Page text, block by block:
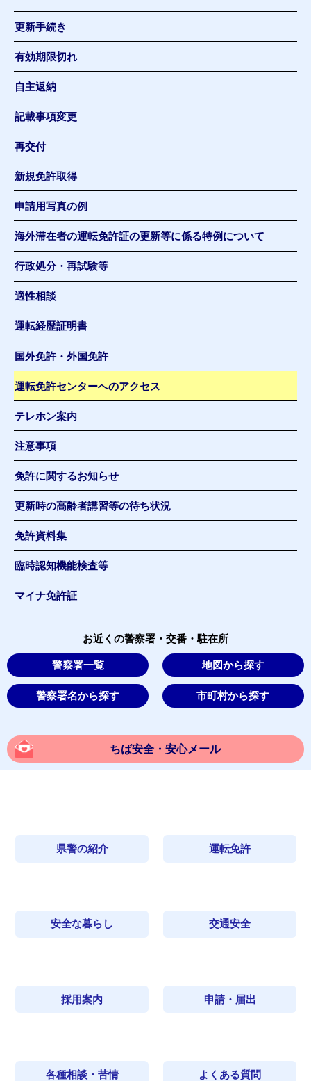
更新手続き
有効期限切れ
自主返納
記載事項変更
再交付
新規免許取得
申請用写真の例
海外滞在者の運転免許証の更新等に係る特例について
行政処分・再試験等
適性相談
運転経歴証明書
国外免許・外国免許
運転免許センターへのアクセス
テレホン案内
注意事項
免許に関するお知らせ
更新時の高齢者講習等の待ち状況
免許資料集
臨時認知機能検査等
マイナ免許証
お近くの警察署・交番・駐在所
警察署一覧 地図から探す
警察署名から探す 市町村から探す
ちば安全・安心メール
県警の紹介 運転免許
安全な暮らし 交通安全
採用案内 申請・届出
各種相談・苦情 よくある質問